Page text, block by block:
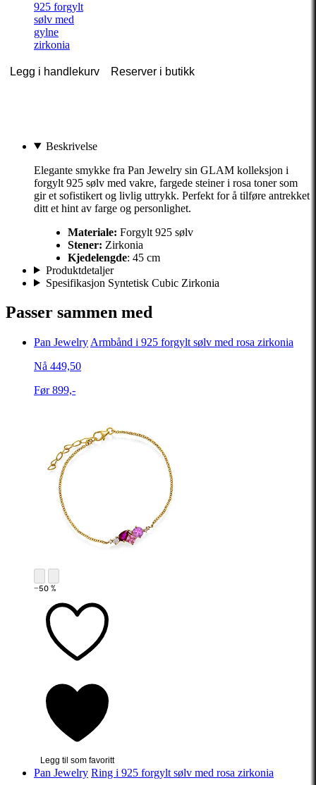
925 forgylt
sølv med
gylne
zirkonia
Legg i handlekurv Reserver i butikk
Beskrivelse
Elegante smykke fra Pan Jewelry sin GLAM kolleksjon i
forgylt 925 sølv med vakre, fargede steiner i rosa toner som
gir et sofistikert og livlig uttrykk. Perfekt for å tilføre antrekket
ditt et hint av farge og personlighet.
Materiale: Forgylt 925 sølv
Stener: Zirkonia
Kjedelengde: 45 cm
Produktdetaljer
Spesifikasjon Syntetisk Cubic Zirkonia
Passer sammen med
Pan Jewelry Armbånd i 925 forgylt sølv med rosa zirkonia
Nå 449,50
Før 899,-
−50 %
Legg til som favoritt
Pan Jewelry Ring i 925 forgylt sølv med rosa zirkonia